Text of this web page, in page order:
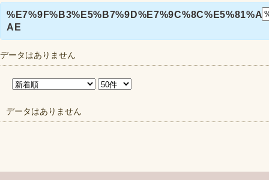
AE
データはありません
データはありません